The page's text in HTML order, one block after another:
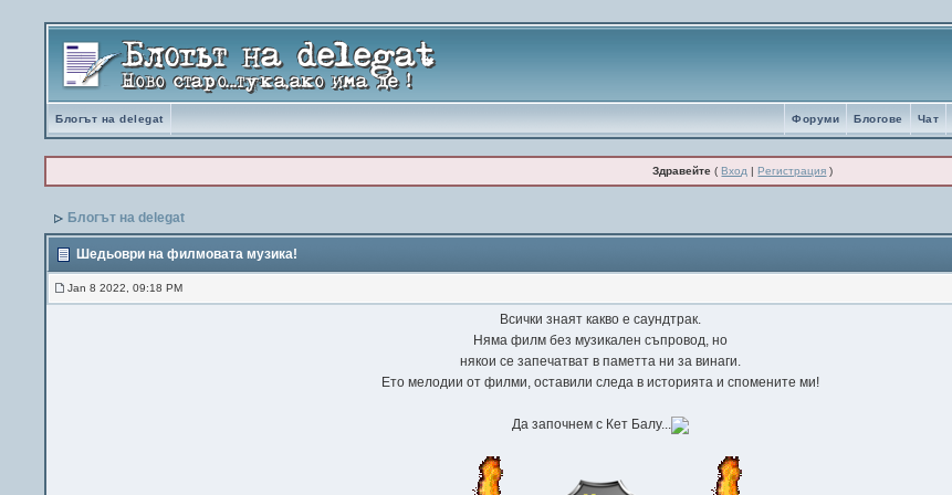
Блогът на delegat Чат
Блогове
Форуми
Здравейте (Вход |Регистрация )
Блогът на delegat
Шедьоври на филмовата музика!
Jan 8 2022, 09:18 PM
Всички знаят какво е саундтрак.
Няма филм без музикален съпровод, но
някои се запечатват в паметта ни за винаги.
Ето мелодии от филми, оставили следа в историята и спомените ми!
Да започнем с Кет Балу...